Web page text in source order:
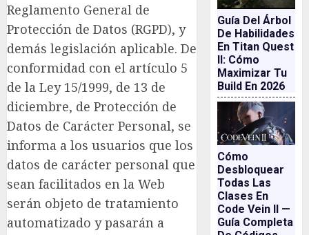
Reglamento General de
Protección de Datos (RGPD), y
demás legislación aplicable. De
conformidad con el artículo 5
de la Ley 15/1999, de 13 de
diciembre, de Protección de
Datos de Carácter Personal, se
informa a los usuarios que los
datos de carácter personal que
sean facilitados en la Web
serán objeto de tratamiento
automatizado y pasarán a
Guía Del Árbol
De Habilidades
En Titan Quest
II: Cómo
Maximizar Tu
Build En 2026
Cómo
Desbloquear
Todas Las
Clases En
Code Vein II —
Guía Completa